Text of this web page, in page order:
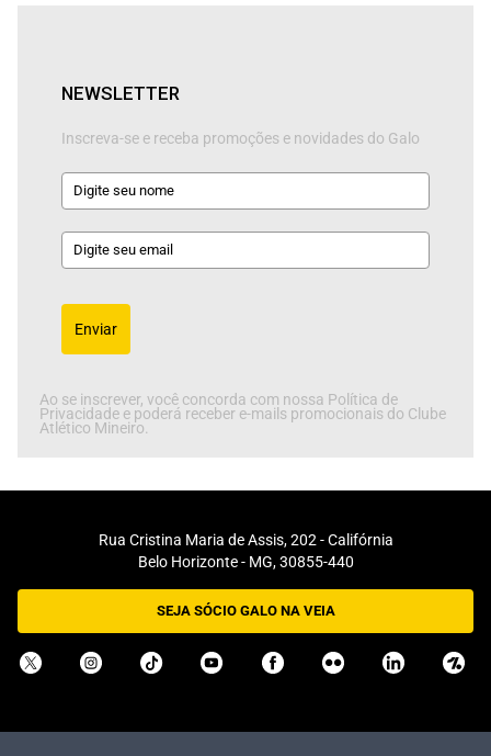
NEWSLETTER
Inscreva-se e receba promoções e novidades do Galo
Enviar
Ao se inscrever, você concorda com nossa Política de
Privacidade e poderá receber e-mails promocionais do Clube
Atlético Mineiro.
Rua Cristina Maria de Assis, 202 - Califórnia
Belo Horizonte - MG, 30855-440
SEJA SÓCIO GALO NA VEIA